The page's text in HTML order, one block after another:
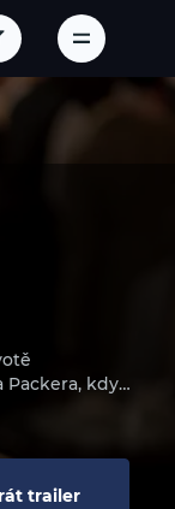
kdy…
trailer